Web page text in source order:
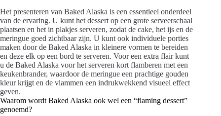
Het presenteren van Baked Alaska is een essentieel onderdeel
van de ervaring. U kunt het dessert op een grote serveerschaal
plaatsen en het in plakjes serveren, zodat de cake, het ijs en de
meringue goed zichtbaar zijn. U kunt ook individuele porties
maken door de Baked Alaska in kleinere vormen te bereiden
en deze elk op een bord te serveren. Voor een extra flair kunt
u de Baked Alaska voor het serveren kort flamberen met een
keukenbrander, waardoor de meringue een prachtige gouden
kleur krijgt en de vlammen een indrukwekkend visueel effect
geven.
Waarom wordt Baked Alaska ook wel een “flaming dessert”
genoemd?